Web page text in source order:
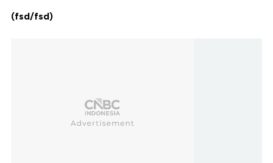
(fsd/fsd)